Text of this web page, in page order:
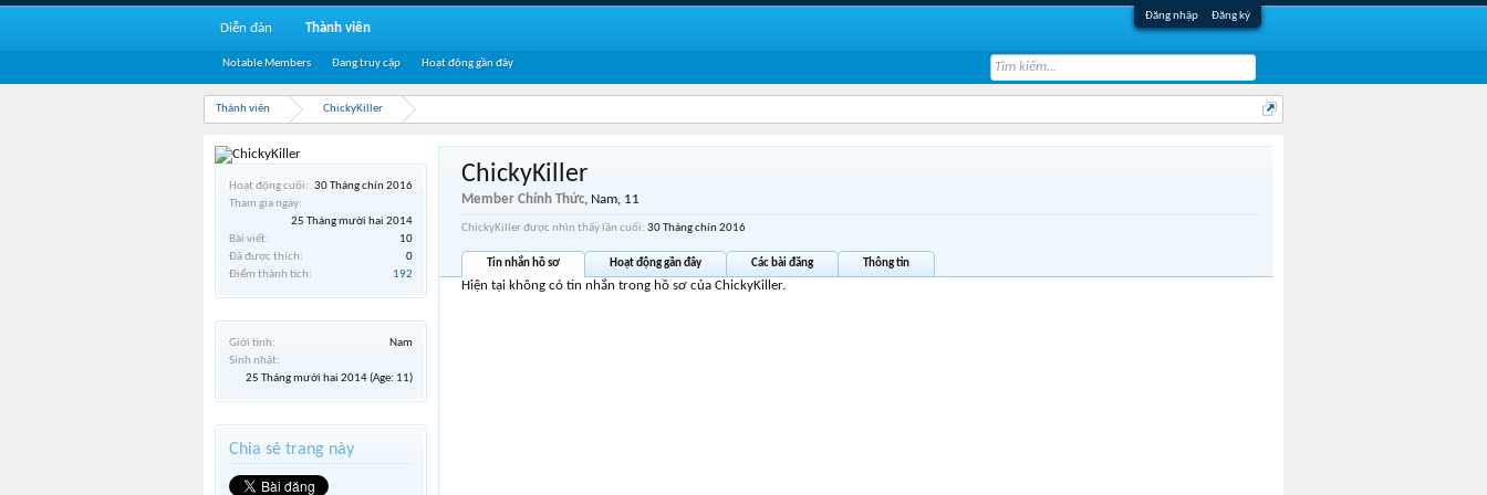
Đăng nhập Đăng ký
Thành viên ChickyKiller
Hoạt động cuối: 30 Tháng chín 2016
Tham gia ngày:
25 Tháng mười hai 2014
Bài viết:
10
Đã được thích:
0
Điểm thành tích:
192
Giới tính:
Nam
Sinh nhật:
25 Tháng mười hai 2014(Age: 11)
Chia sẻ trang này
ChickyKiller
Member Chính Thức, Nam, 11
ChickyKiller được nhìn thấy lần cuối: 30 Tháng chín 2016
Tin nhắn hồ sơ Hoạt động gần đây Các bài đăng Thông tin
Hiện tại không có tin nhắn trong hồ sơ của ChickyKiller.
Diễn đàn Thành viên
Notable Members Đang truy cập Hoạt động gần đây